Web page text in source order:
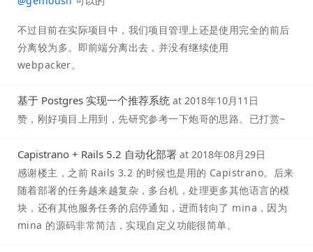
不过目前在实际项目中，我们项目管理上还是使用完全的前后
分离较为多。即前端分离出去，并没有继续使用
webpacker。
基于 Postgres 实现一个推荐系统 at 2018年10月11日
赞，刚好项目上用到，先研究参考一下炮哥的思路。已打赏~
Capistrano + Rails 5.2 自动化部署 at 2018年08月29日
感谢楼主，之前 Rails 3.2 的时候也是用的 Capistrano。后来
随着部署的任务越来越复杂，多台机，处理更多其他语言的模
块，还有其他服务任务的启停通知，进而转向了 mina，因为
mina 的源码非常简洁，实现自定义功能很简单。